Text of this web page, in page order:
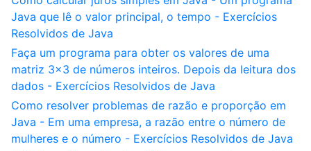
Java que lê o valor principal, o tempo - Exercícios
Resolvidos de Java
Faça um programa para obter os valores de uma
matriz 3x3 de números inteiros. Depois da leitura dos
dados - Exercícios Resolvidos de Java
Como resolver problemas de razão e proporção em
Java - Em uma empresa, a razão entre o número de
mulheres e o número - Exercícios Resolvidos de Java